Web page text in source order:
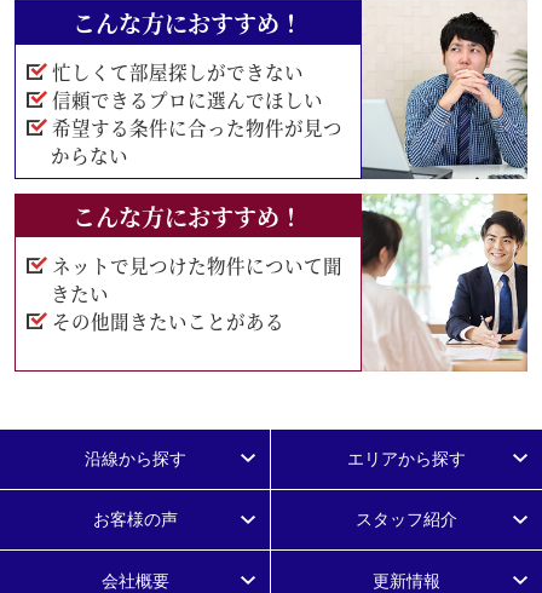
こんな方におすすめ！
忙しくて部屋探しができない
信頼できるプロに選んでほしい
希望する条件に合った物件が見つ
からない
こんな方におすすめ！
ネットで見つけた物件について聞
きたい
その他聞きたいことがある
沿線から探す エリアから探す
お客様の声 スタッフ紹介
会社概要 更新情報